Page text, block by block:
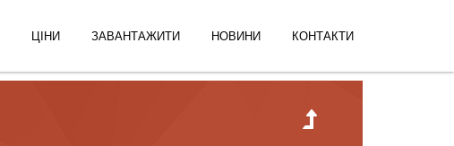
ЦІНИ ЗАВАНТАЖИТИ НОВИНИ КОНТАКТИ